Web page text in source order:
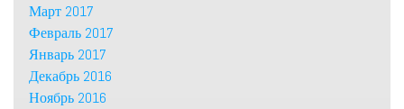
Март 2017
Февраль 2017
Январь 2017
Декабрь 2016
Ноябрь 2016